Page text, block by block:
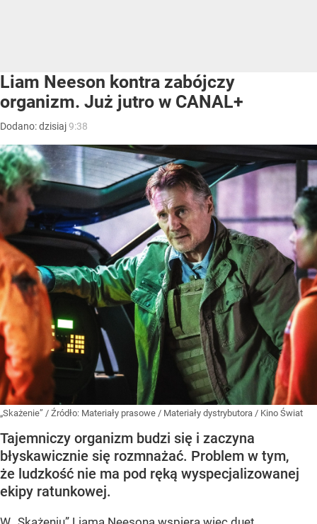
Liam Neeson kontra zabójczy
organizm. Już jutro w CANAL+
Dodano:dzisiaj9:38
„Skażenie” / Źródło: Materiały prasowe / Materiały dystrybutora / Kino Świat
Tajemniczy organizm budzi się i zaczyna
błyskawicznie się rozmnażać. Problem w tym,
że ludzkość nie ma pod ręką wyspecjalizowanej
ekipy ratunkowej.